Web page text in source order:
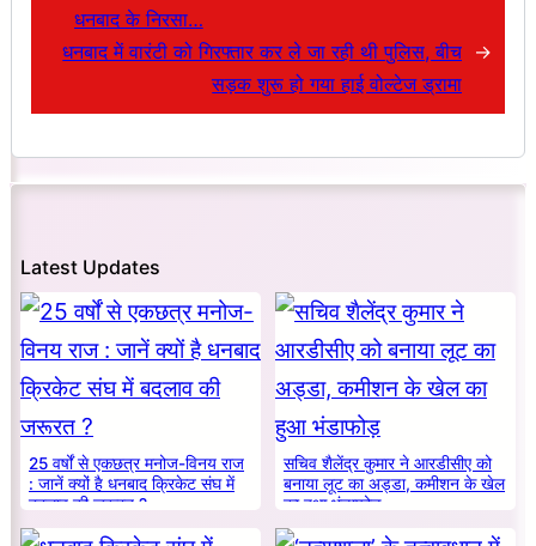
धनबाद के निरसा…
धनबाद में वारंटी को गिरफ्तार कर ले जा रही थी पुलिस, बीच
सड़क शुरू हो गया हाई वोल्टेज ड्रामा
→
Latest Updates
25 वर्षों से एकछत्र मनोज-विनय राज
: जानें क्यों है धनबाद क्रिकेट संघ में
बदलाव की जरूरत ?
सचिव शैलेंद्र कुमार ने आरडीसीए को
बनाया लूट का अड्डा, कमीशन के खेल
का हुआ भंडाफोड़